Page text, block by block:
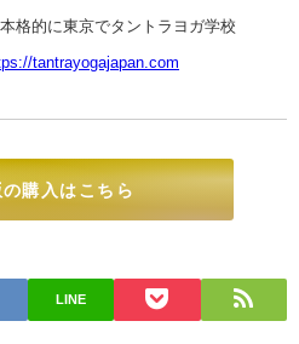
格的に東京でタントラヨガ学校
tantrayogajapan.com
購入はこちら
LINE